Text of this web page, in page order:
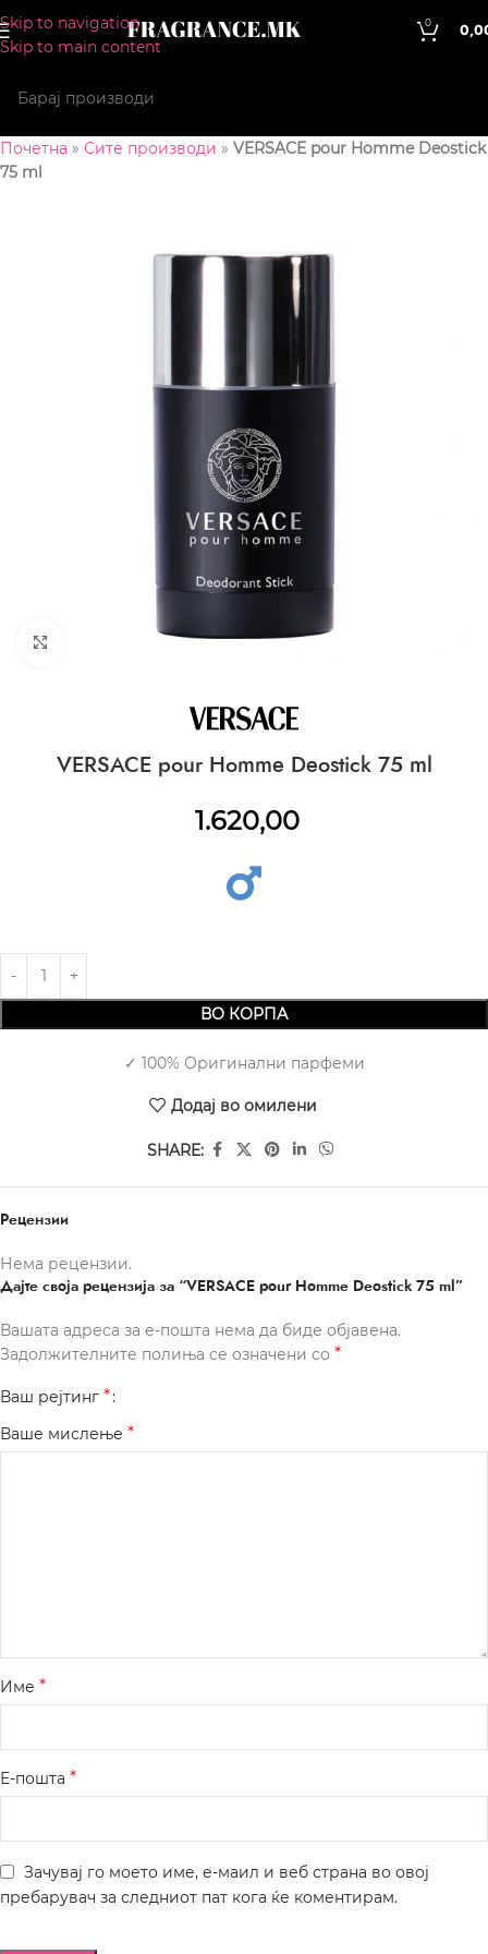
Skip to navigation
Skip to main content
0
Почетна » Сите производи » VERSACE pour Homme Deostick
75 ml
CLICK TO ENLARGE
VERSACE pour Homme Deostick 75 ml
1.620,00
ВО КОРПА
✓ 100% Оригинални парфеми
Додај во омилени
SHARE:
Рецензии
Нема рецензии.
Дајте своја рецензија за “VERSACE pour Homme Deostick 75 ml”
Вашата адреса за е-пошта нема да биде објавена.
Задолжителните полиња се означени со *
Ваш рејтинг *
Ваше мислење *
Име *
Е-пошта *
Зачувај го моето име, е-маил и веб страна во овој
пребарувач за следниот пат кога ќе коментирам.